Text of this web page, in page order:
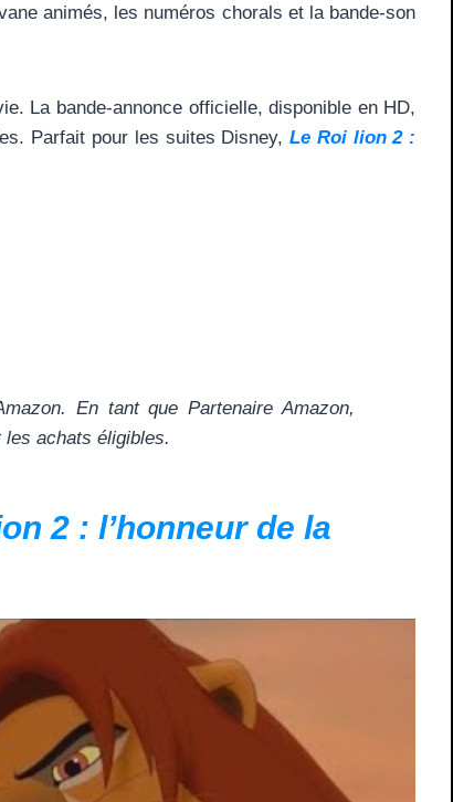
animés, les numéros chorals et la bande-son
La bande-annonce officielle, disponible en HD,
Parfait pour les suites Disney,Le Roi lion 2 :
En tant que Partenaire Amazon,
achats éligibles.
2 : l’honneur de la